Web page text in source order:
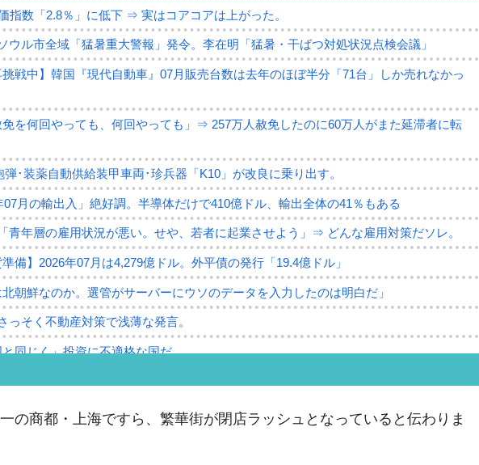
指数「2.8％」に低下 ⇒ 実はコアコアは上がった。
ウル市全域「猛暑重大警報」発令。李在明「猛暑・干ばつ対処状況点検会議」
挑戦中】韓国『現代自動車』07月販売台数は去年のほぼ半分「71台」しか売れなかっ
を何回やっても、何回やっても」⇒ 257万人赦免したのに60万人がまた延滞者に転
･装薬自動供給装甲車両･珍兵器「K10」が改良に乗り出す。
07月の輸出入」絶好調。半導体だけで410億ドル、輸出全体の41％もある
青年層の雇用状況が悪い。せや、若者に起業させよう」⇒ どんな雇用対策だソレ。
準備】2026年07月は4,279億ドル。外平債の発行「19.4億ドル」
朝鮮なのか。選管がサーバーにウソのデータを入力したのは明白だ」
っそく不動産対策で浅薄な発言。
同じく」投資に不適格な国だ。
量「1日当たり1,214.4億ドル」まで拡大 ⇒ 海外資金の動きに強く左右される状態
の商都・上海ですら、繁華街が閉店ラッシュとなっていると伝わりま